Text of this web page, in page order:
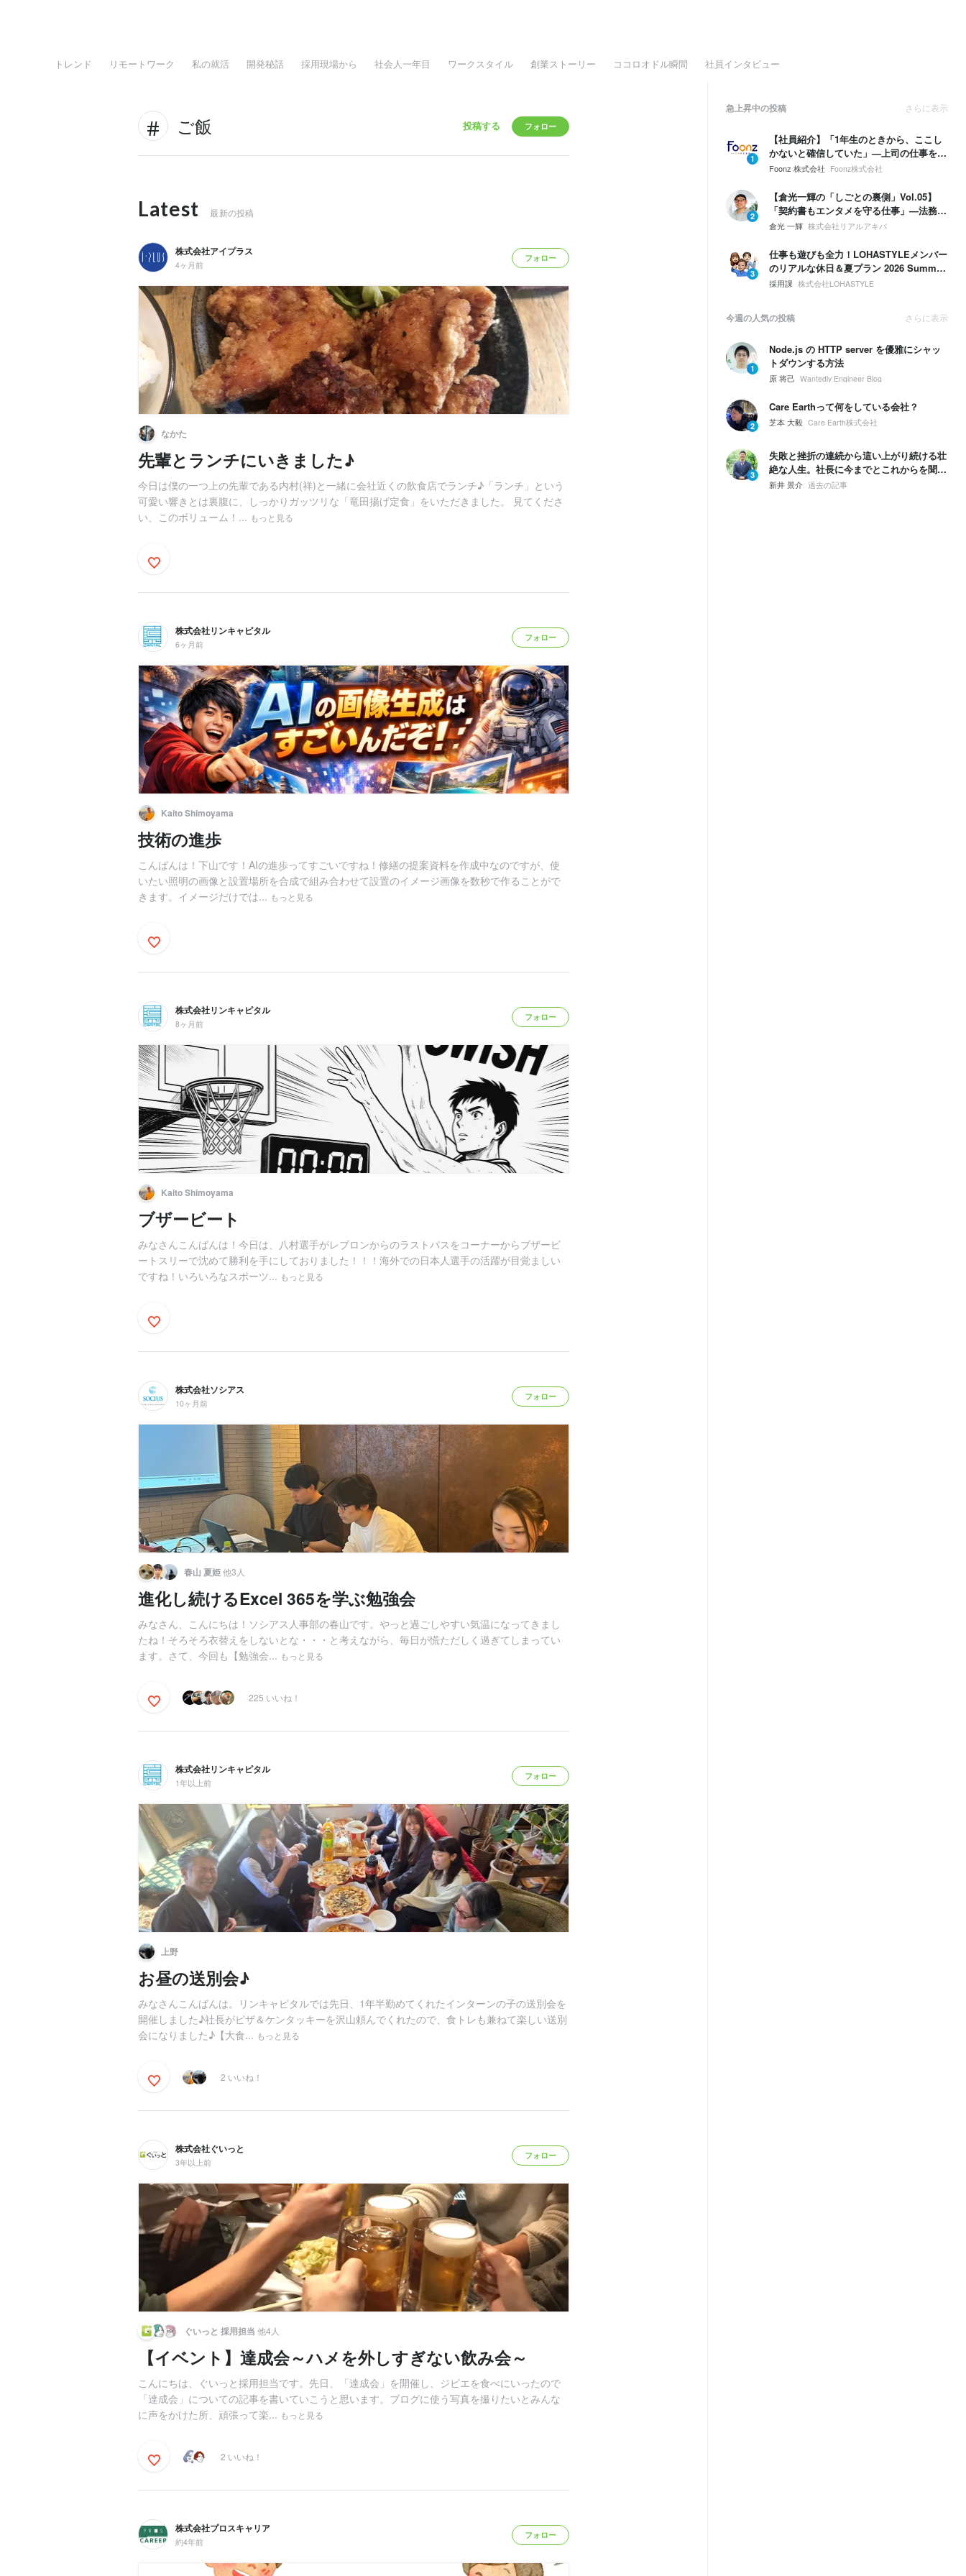
トレンド リモートワーク 私の就活 開発秘話 採用現場から 社会人一年目 ワークスタイル 創業ストーリー ココロオドル瞬間 社員インタビュー
ご飯 投稿する フォロー
Latest 最新の投稿
株式会社アイプラス
4ヶ月前
フォロー
なかた
先輩とランチにいきました♪
今日は僕の一つ上の先輩である内村(祥)と一緒に会社近くの飲食店でランチ♪「ランチ」という
可愛い響きとは裏腹に、しっかりガッツリな「竜田揚げ定食」をいただきました。 見てくださ
い、このボリューム！... もっと見る
株式会社リンキャピタル
6ヶ月前
フォロー
Kaito Shimoyama
技術の進歩
こんばんは！下山です！AIの進歩ってすごいですね！修繕の提案資料を作成中なのですが、使
いたい照明の画像と設置場所を合成で組み合わせて設置のイメージ画像を数秒で作ることがで
きます。イメージだけでは... もっと見る
株式会社リンキャピタル
8ヶ月前
フォロー
Kaito Shimoyama
ブザービート
みなさんこんばんは！今日は、八村選手がレブロンからのラストパスをコーナーからブザービ
ートスリーで沈めて勝利を手にしておりました！！！海外での日本人選手の活躍が目覚ましい
ですね！いろいろなスポーツ... もっと見る
株式会社ソシアス
10ヶ月前
フォロー
春山 夏姫他3人
進化し続けるExcel 365を学ぶ勉強会
みなさん、こんにちは！ソシアス人事部の春山です。やっと過ごしやすい気温になってきまし
たね！そろそろ衣替えをしないとな・・・と考えながら、毎日が慌ただしく過ぎてしまってい
ます。さて、今回も【勉強会... もっと見る
225 いいね！
株式会社リンキャピタル
1年以上前
フォロー
上野
お昼の送別会♪
みなさんこんばんは。リンキャピタルでは先日、1年半勤めてくれたインターンの子の送別会を
開催しました♪社長がピザ＆ケンタッキーを沢山頼んでくれたので、食トレも兼ねて楽しい送別
会になりました♪【大食... もっと見る
2 いいね！
株式会社ぐいっと
3年以上前
フォロー
ぐいっと 採用担当 他4人
【イベント】達成会～ハメを外しすぎない飲み会～
こんにちは、ぐいっと採用担当です。先日、「達成会」を開催し、ジビエを食べにいったので
「達成会」についての記事を書いていこうと思います。ブログに使う写真を撮りたいとみんな
に声をかけた所、頑張って楽... もっと見る
2 いいね！
株式会社プロスキャリア
約4年前
フォロー
急上昇中の投稿 さらに表示
1
【社員紹介】「1年生のときから、ここし
かないと確信していた」—上司の仕事を奪
う勢いで、自分の領域を広げていく。
Foonz 株式会社 Foonz株式会社
2
【倉光一輝の「しごとの裏側」Vol.05】
「契約書もエンタメを守る仕事」—法務は
ブレーキじゃない。挑戦するための保険。
倉光 一輝 株式会社リアルアキバ
3
仕事も遊びも全力！LOHASTYLEメンバー
のリアルな休日＆夏プラン 2026 Summer
🌴☀️
採用課 株式会社LOHASTYLE
今週の人気の投稿 さらに表示
1
Node.js の HTTP server を優雅にシャッ
トダウンする方法
原 将己 Wantedly Engineer Blog
2
Care Earthって何をしている会社？
芝本 大毅 Care Earth株式会社
3
失敗と挫折の連続から這い上がり続ける壮
絶な人生。社長に今までとこれからを聞い
てみた。
新井 景介 過去の記事